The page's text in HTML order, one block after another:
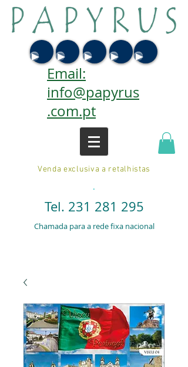
Email:
info@papyrus
.com.pt
Venda exclusiva a retalhistas
.
Tel. 231 281 295
Chamada para a rede fixa nacional